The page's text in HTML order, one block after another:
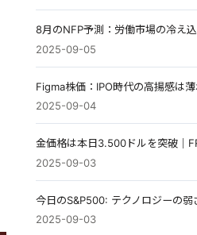
2025-09-05
2025-09-04
2025-09-03
2025-09-03